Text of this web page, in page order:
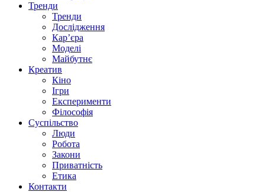
Тренди
Тренди
Дослідження
Кар’єра
Моделі
Майбутнє
Креатив
Кіно
Ігри
Експерименти
Філософія
Суспільство
Люди
Робота
Закони
Приватність
Етика
Контакти